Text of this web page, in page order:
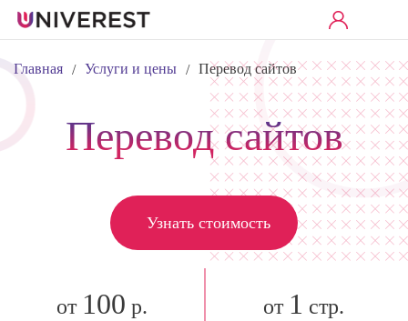
Главная / Услуги и цены / Перевод сайтов
Перевод сайтов
Узнать стоимость
от 100 р. от 1 стр.